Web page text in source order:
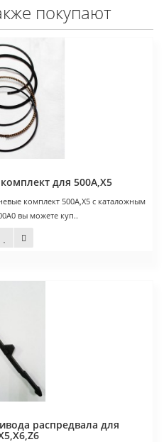
покупают
для 500A,X5
комплект 500A,X5 с каталожным
вы можете куп..
руб.
распредвала для